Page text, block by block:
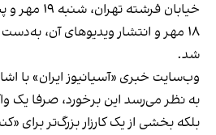
خیابان
۱۸ مهر و انتشار ویدیوهای آن،
شد.
وب‌سایت خبری «آسیانیوز ایران» با
به نظر می‌رسد این برخورد، صرفا
بلکه بخشی از یک کارزار بزرگ‌تر برای